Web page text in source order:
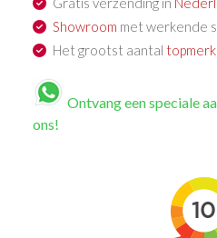
Showroom met werkende
Het grootst aantal
Ontvang een speciale
ons!